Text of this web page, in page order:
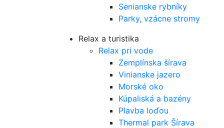
Senianske rybníky
Parky, vzácne stromy
Relax a turistika
Relax pri vode
Zemplínska šírava
Vinianske jazero
Morské oko
Kúpaliská a bazény
Plavba loďou
Thermal park Šírava